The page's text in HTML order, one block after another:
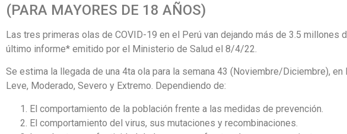
(PARA MAYORES DE 18 AÑOS)
Las tres primeras olas de COVID-19 en el Perú van dejando más de 3.5
último informe* emitido por el Ministerio de Salud el 8/4/22.
Se estima la llegada de una 4ta ola para la semana 43 (Noviembre/Diciembre),
Leve, Moderado, Severo y Extremo. Dependiendo de:
El comportamiento de la población frente a las medidas de prevención.
El comportamiento del virus, sus mutaciones y recombinaciones.